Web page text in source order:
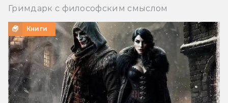
Гримдарк с философским смыслом
Книги